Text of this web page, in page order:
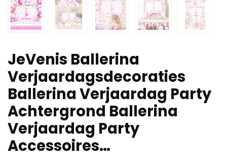
JeVenis Ballerina
Verjaardagsdecoraties
Ballerina Verjaardag Party
Achtergrond Ballerina
Verjaardag Party
Accessoires…